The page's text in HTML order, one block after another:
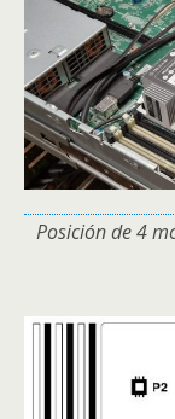
Posición de 4